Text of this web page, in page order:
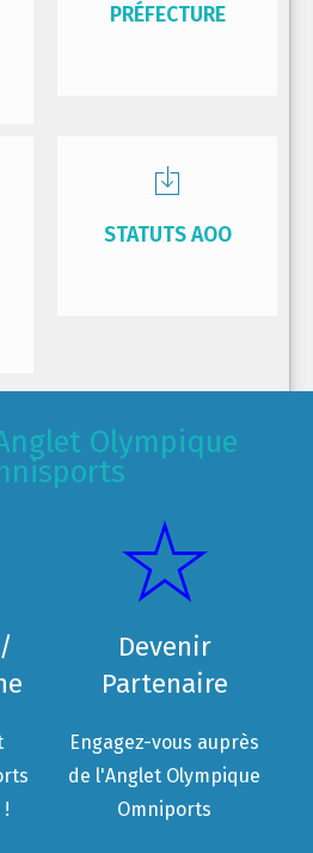
PRÉFECTURE
STATUTS AOO
Olympique
Devenir
Partenaire
Engagez-vous auprès
de l'Anglet Olympique
Omniports